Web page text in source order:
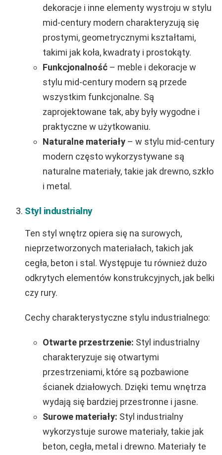
dekoracje i inne elementy wystroju w stylu
mid-century modern charakteryzują się
prostymi, geometrycznymi kształtami,
takimi jak koła, kwadraty i prostokąty.
Funkcjonalność – meble i dekoracje w
stylu mid-century modern są przede
wszystkim funkcjonalne. Są
zaprojektowane tak, aby były wygodne i
praktyczne w użytkowaniu.
Naturalne materiały – w stylu mid-century
modern często wykorzystywane są
naturalne materiały, takie jak drewno, szkło
i metal.
Styl industrialny
Ten styl wnętrz opiera się na surowych,
nieprzetworzonych materiałach, takich jak
cegła, beton i stal. Występuje tu również dużo
odkrytych elementów konstrukcyjnych, jak belki
czy rury.
Cechy charakterystyczne stylu industrialnego:
Otwarte przestrzenie: Styl industrialny
charakteryzuje się otwartymi
przestrzeniami, które są pozbawione
ścianek działowych. Dzięki temu wnętrza
wydają się bardziej przestronne i jasne.
Surowe materiały: Styl industrialny
wykorzystuje surowe materiały, takie jak
beton, cegła, metal i drewno. Materiały te